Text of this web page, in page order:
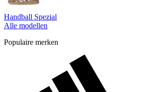
Handball Spezial
Alle modellen
Populaire merken